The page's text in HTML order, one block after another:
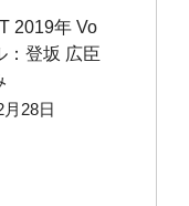
2019年 Vo
：登坂 広臣
28日